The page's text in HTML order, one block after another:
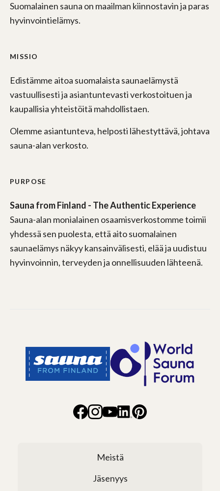
Suomalainen sauna on maailman kiinnostavin ja paras
hyvinvointielämys.
MISSIO
Edistämme aitoa suomalaista saunaelämystä
vastuullisesti ja asiantuntevasti verkostoituen ja
kaupallisia yhteistöitä mahdollistaen.
Olemme asiantunteva, helposti lähestyttävä, johtava
sauna-alan verkosto.
PURPOSE
Sauna from Finland - The Authentic Experience
Sauna-alan monialainen osaamisverkostomme toimii
yhdessä sen puolesta, että aito suomalainen
saunaelämys näkyy kansainvälisesti, elää ja uudistuu
hyvinvoinnin, terveyden ja onnellisuuden lähteenä.
Meistä
Jäsenyys